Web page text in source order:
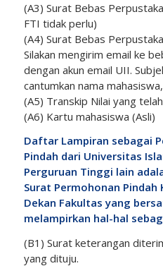
(A3) Surat Bebas
FTI tidak perlu)
(A4) Surat Bebas
Silakan mengirim email ke
dengan akun email UII.
cantumkan nama
(A5) Transkip Nilai yang
(A6) Kartu mahasiswa (Asli)
Daftar Lampiran sebagai
Pindah dari Universitas
Perguruan Tinggi lain
Surat Permohonan Pindah
Dekan Fakultas yang
melampirkan hal-hal
(B1) Surat keterangan
yang dituju.